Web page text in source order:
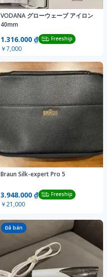
VODANA グローウェーブ アイロン
40mm
1.316.000 ₫ Freeship
￥7,000
Braun Silk-expert Pro 5
3.948.000 ₫ Freeship
￥21,000
Đã bán